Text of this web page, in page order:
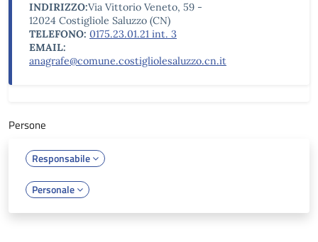
INDIRIZZO:Via Vittorio Veneto, 59 -
12024 Costigliole Saluzzo (CN)
TELEFONO: 0175.23.01.21 int. 3
EMAIL:
anagrafe@comune.costigliolesaluzzo.cn.it
Persone
Responsabile
Personale